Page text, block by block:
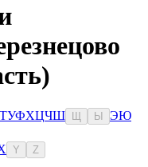
ТУФХЦЧШ Ы ЭЮ
Y Z